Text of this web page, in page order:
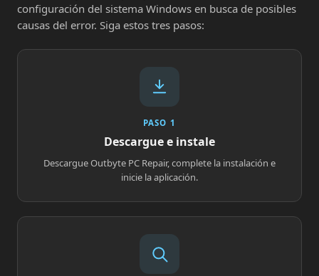
configuración del sistema Windows en busca de posibles
causas del error. Siga estos tres pasos:
PASO 1
Descargue e instale
Descargue Outbyte PC Repair, complete la instalación e
inicie la aplicación.